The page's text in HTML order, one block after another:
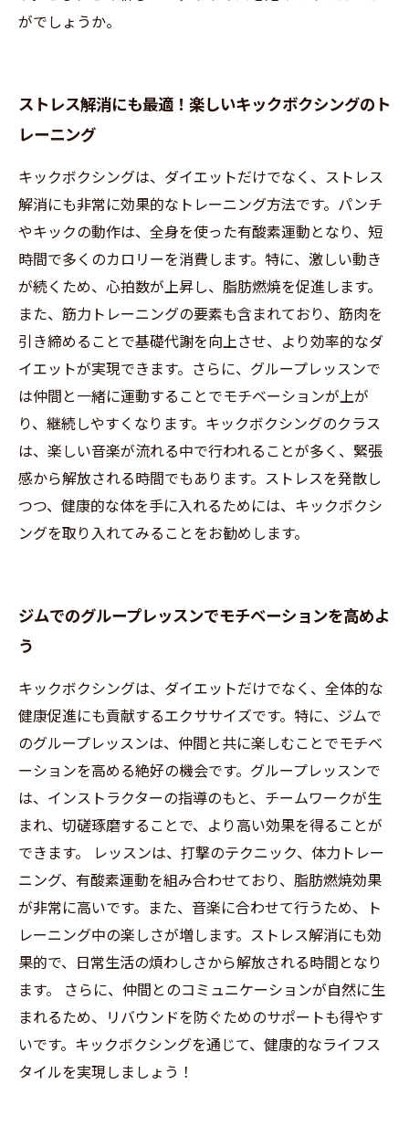
がでしょうか。
ストレス解消にも最適！楽しいキックボクシングのト
レーニング
キックボクシングは、ダイエットだけでなく、ストレス
解消にも非常に効果的なトレーニング方法です。パンチ
やキックの動作は、全身を使った有酸素運動となり、短
時間で多くのカロリーを消費します。特に、激しい動き
が続くため、心拍数が上昇し、脂肪燃焼を促進します。
また、筋力トレーニングの要素も含まれており、筋肉を
引き締めることで基礎代謝を向上させ、より効率的なダ
イエットが実現できます。さらに、グループレッスンで
は仲間と一緒に運動することでモチベーションが上が
り、継続しやすくなります。キックボクシングのクラス
は、楽しい音楽が流れる中で行われることが多く、緊張
感から解放される時間でもあります。ストレスを発散し
つつ、健康的な体を手に入れるためには、キックボクシ
ングを取り入れてみることをお勧めします。
ジムでのグループレッスンでモチベーションを高めよ
う
キックボクシングは、ダイエットだけでなく、全体的な
健康促進にも貢献するエクササイズです。特に、ジムで
のグループレッスンは、仲間と共に楽しむことでモチベ
ーションを高める絶好の機会です。グループレッスンで
は、インストラクターの指導のもと、チームワークが生
まれ、切磋琢磨することで、より高い効果を得ることが
できます。 レッスンは、打撃のテクニック、体力トレー
ニング、有酸素運動を組み合わせており、脂肪燃焼効果
が非常に高いです。また、音楽に合わせて行うため、ト
レーニング中の楽しさが増します。ストレス解消にも効
果的で、日常生活の煩わしさから解放される時間となり
ます。 さらに、仲間とのコミュニケーションが自然に生
まれるため、リバウンドを防ぐためのサポートも得やす
いです。キックボクシングを通じて、健康的なライフス
タイルを実現しましょう！